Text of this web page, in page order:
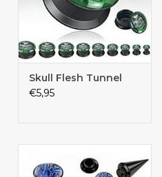
Skull Flesh Tunnel
€5,95